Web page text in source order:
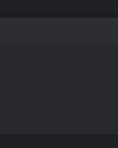
buluştu